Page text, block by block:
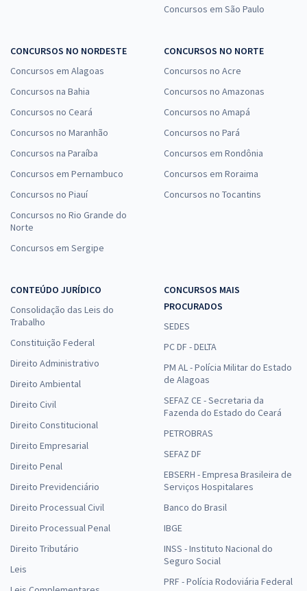
Concursos em São Paulo
CONCURSOS NO NORDESTE
Concursos em Alagoas
Concursos na Bahia
Concursos no Ceará
Concursos no Maranhão
Concursos na Paraíba
Concursos em Pernambuco
Concursos no Piauí
Concursos no Rio Grande do
Norte
Concursos em Sergipe
CONCURSOS NO NORTE
Concursos no Acre
Concursos no Amazonas
Concursos no Amapá
Concursos no Pará
Concursos em Rondônia
Concursos em Roraima
Concursos no Tocantins
CONTEÚDO JURÍDICO
Consolidação das Leis do
Trabalho
Constituição Federal
Direito Administrativo
Direito Ambiental
Direito Civil
Direito Constitucional
Direito Empresarial
Direito Penal
Direito Previdenciário
Direito Processual Civil
Direito Processual Penal
Direito Tributário
Leis
CONCURSOS MAIS
PROCURADOS
SEDES
PC DF - DELTA
PM AL - Polícia Militar do Estado
de Alagoas
SEFAZ CE - Secretaria da
Fazenda do Estado do Ceará
PETROBRAS
SEFAZ DF
EBSERH - Empresa Brasileira de
Serviços Hospitalares
Banco do Brasil
IBGE
INSS - Instituto Nacional do
Seguro Social
PRF - Polícia Rodoviária Federal